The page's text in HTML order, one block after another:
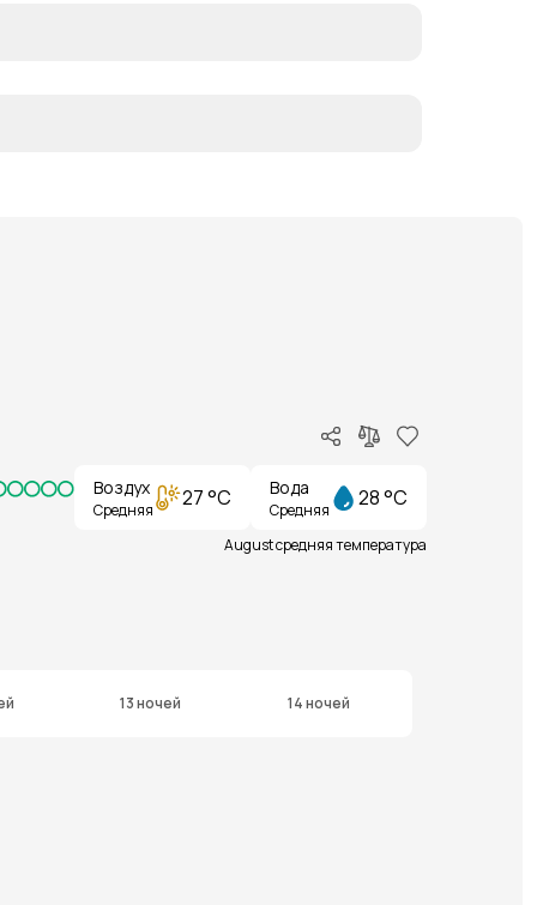
Воздух
Средняя 27 °C Вода
Средняя 28 °C
August средняя температура
13 ночей 14 ночей